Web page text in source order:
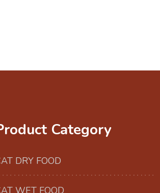
Category
DRY FOOD
WET FOOD